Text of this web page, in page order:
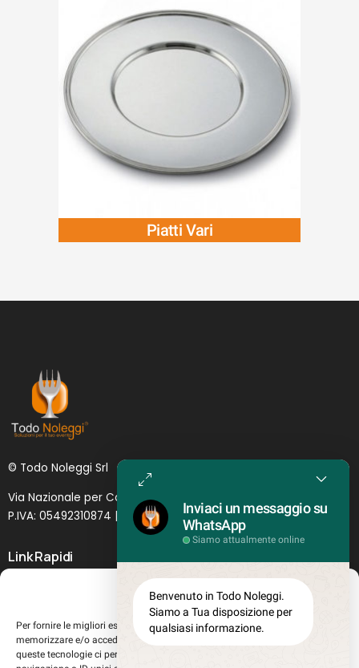
Gestisci Consenso
Per fornire le migliori esperienze, utilizziamo tecnologie come i cookie per
memorizzare e/o accedere alle informazioni del dispositivo. Il consenso a
queste tecnologie ci permetterà di elaborare dati come il comportamento di
Piatti Vari
© Todo Noleggi Srl
Via Nazionale per Catania, 6 | 95024 - Acireale (CT)
P.IVA: 05492310874 | SDI: MJ1 O YNU (Lettera )
Link Rapidi
Chi siamo
Perché sceglierci
Inviaci un messaggio su
WhatsApp
Siamo attualmente online
Benvenuto in Todo Noleggi.
Siamo a Tua disposizione per
qualsiasi informazione.